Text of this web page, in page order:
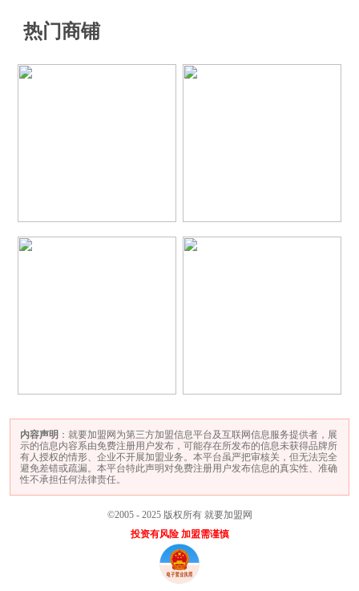
热门商铺
内容声明 ：就要加盟网为第三方加盟信息平台及互联网信息服务提供者，展
示的信息内容系由免费注册用户发布，可能存在所发布的信息未获得品牌所
有人授权的情形、企业不开展加盟业务。本平台虽严把审核关，但无法完全
避免差错或疏漏。本平台特此声明对免费注册用户发布信息的真实性、准确
性不承担任何法律责任。
©2005 - 2025 版权所有 就要加盟网
投资有风险 加盟需谨慎